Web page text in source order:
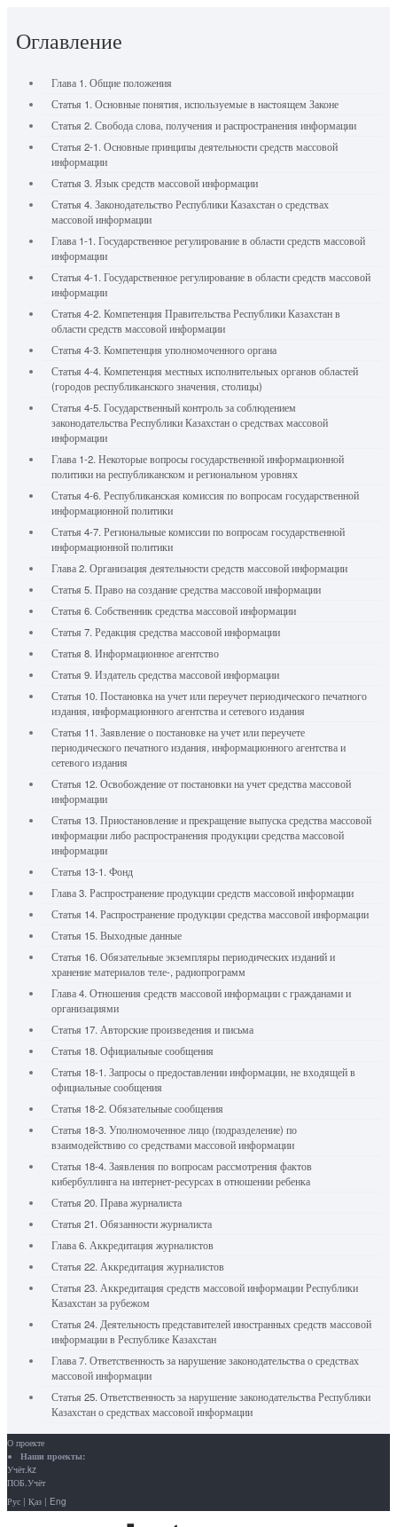
Оглавление
Глава 1. Общие положения
Статья 1. Основные понятия, используемые в настоящем Законе
Статья 2. Свобода слова, получения и распространения информации
Статья 2-1. Основные принципы деятельности средств массовой
информации
Статья 3. Язык средств массовой информации
Статья 4. Законодательство Республики Казахстан о средствах
массовой информации
Глава 1-1. Государственное регулирование в области средств массовой
информации
Статья 4-1. Государственное регулирование в области средств массовой
информации
Статья 4-2. Компетенция Правительства Республики Казахстан в
области средств массовой информации
Статья 4-3. Компетенция уполномоченного органа
Статья 4-4. Компетенция местных исполнительных органов областей
(городов республиканского значения, столицы)
Статья 4-5. Государственный контроль за соблюдением
законодательства Республики Казахстан о средствах массовой
информации
Глава 1-2. Некоторые вопросы государственной информационной
политики на республиканском и региональном уровнях
Статья 4-6. Республиканская комиссия по вопросам государственной
информационной политики
Статья 4-7. Региональные комиссии по вопросам государственной
информационной политики
Глава 2. Организация деятельности средств массовой информации
Статья 5. Право на создание средства массовой информации
Статья 6. Собственник средства массовой информации
Статья 7. Редакция средства массовой информации
Статья 8. Информационное агентство
Статья 9. Издатель средства массовой информации
Статья 10. Постановка на учет или переучет периодического печатного
издания, информационного агентства и сетевого издания
Статья 11. Заявление о постановке на учет или переучете
периодического печатного издания, информационного агентства и
сетевого издания
Статья 12. Освобождение от постановки на учет средства массовой
информации
Статья 13. Приостановление и прекращение выпуска средства массовой
информации либо распространения продукции средства массовой
информации
Статья 13-1. Фонд
Глава 3. Распространение продукции средств массовой информации
Статья 14. Распространение продукции средства массовой информации
Статья 15. Выходные данные
Статья 16. Обязательные экземпляры периодических изданий и
хранение материалов теле-, радиопрограмм
Глава 4. Отношения средств массовой информации с гражданами и
организациями
Статья 17. Авторские произведения и письма
Статья 18. Официальные сообщения
Статья 18-1. Запросы о предоставлении информации, не входящей в
официальные сообщения
Статья 18-2. Обязательные сообщения
Статья 18-3. Уполномоченное лицо (подразделение) по
взаимодействию со средствами массовой информации
Статья 18-4. Заявления по вопросам рассмотрения фактов
кибербуллинга на интернет-ресурсах в отношении ребенка
Статья 20. Права журналиста
Статья 21. Обязанности журналиста
Глава 6. Аккредитация журналистов
Статья 22. Аккредитация журналистов
Статья 23. Аккредитация средств массовой информации Республики
Казахстан за рубежом
Статья 24. Деятельность представителей иностранных средств массовой
информации в Республике Казахстан
Глава 7. Ответственность за нарушение законодательства о средствах
массовой информации
Статья 25. Ответственность за нарушение законодательства Республики
Казахстан о средствах массовой информации
О проекте
Наши проекты:
Учёт.kz
ПОБ.Учёт
Рус | Қаз | Eng